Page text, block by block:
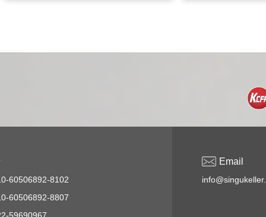
60506892-8102
60506892-8807
Email